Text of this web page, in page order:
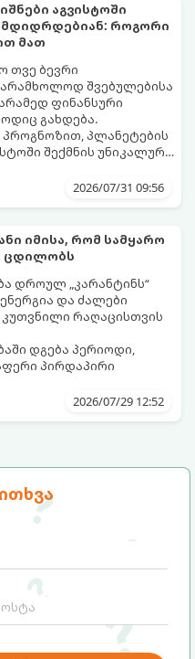
აგვისტოში
როგორი
მათ
თვე ბევრი
არამხოლოდ შვებულებისა
ფინანსური
გახდება.
პლანეტების
შექმნის უნიკალურ
ფინანსური წარმატების
ფინანსური
2026/07/31 09:56
იმისა, რომ სამყარო
ცდილობს
დროულ „კარანტინს“
და ძალები
რაღაცისთვის
დგება პერიოდი,
პირდაპირი
გარიგებები,
ადვილია
ფსიქოლოგიაში ეს
სხვანაირად
ჯერ კიდევ უხილავი
მივყავართ.
სასჯელი კი არა,
2026/07/29 12:52